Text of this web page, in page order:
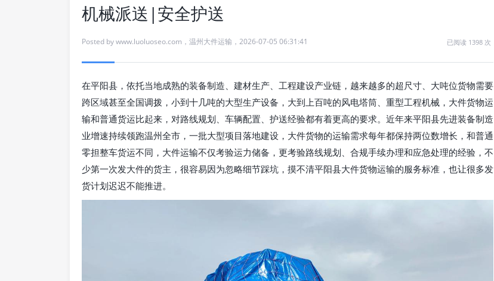
机械派送|安全护送
Posted bywww.luoluoseo.com ， 温州大件运输 ， 2026-07-05 06:31:41 已阅读 1398 次
在平阳县，依托当地成熟的装备制造、建材生产、工程建设产业链，越来越多的超尺寸、大吨位货物需要
跨区域甚至全国调拨，小到十几吨的大型生产设备，大到上百吨的风电塔筒、重型工程机械，大件货物运
输和普通货运比起来，对路线规划、车辆配置、护送经验都有着更高的要求。近年来平阳县先进装备制造
业增速持续领跑温州全市，一批大型项目落地建设，大件货物的运输需求每年都保持两位数增长，和普通
零担整车货运不同，大件运输不仅考验运力储备，更考验路线规划、合规手续办理和应急处理的经验，不
少第一次发大件的货主，很容易因为忽略细节踩坑，摸不清平阳县大件货物运输的服务标准，也让很多发
货计划迟迟不能推进。